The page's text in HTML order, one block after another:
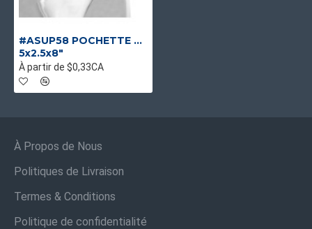
#ASUP58 POCHETTE BRILLANTE ARGENT STAND-UP (MÉTALISSÉE)
5x2.5x8"
À partir de $0,33CA
À Propos de Nous
Politiques de Livraison
Termes & Conditions
Politique de confidentialité